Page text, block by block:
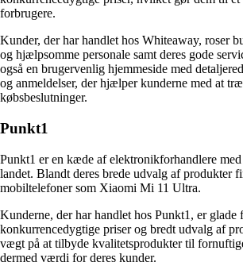
forbrugere.
Kunder, der har handlet hos Whiteaway, roser
og hjælpsomme personale samt deres gode
også en brugervenlig hjemmeside med
og anmeldelser, der hjælper kunderne med at
købsbeslutninger.
Punkt1
Punkt1 er en kæde af elektronikforhandlere
landet. Blandt deres brede udvalg af produkter
mobiltelefoner som Xiaomi Mi 11 Ultra.
Kunderne, der har handlet hos Punkt1, er glade
konkurrencedygtige priser og bredt udvalg af
vægt på at tilbyde kvalitetsprodukter til
dermed værdi for deres kunder.